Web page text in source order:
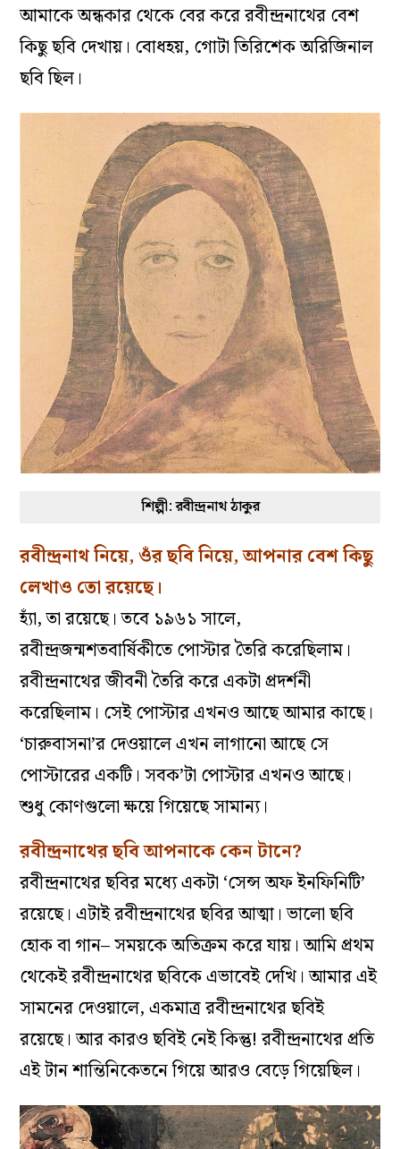
আমাকে অন্ধকার থেকে বের করে রবীন্দ্রনাথের বেশ
কিছু ছবি দেখায়। বোধহয়, গোটা তিরিশেক অরিজিনাল
ছবি ছিল।
শিল্পী: রবীন্দ্রনাথ ঠাকুর
রবীন্দ্রনাথ নিয়ে, ওঁর ছবি নিয়ে, আপনার বেশ কিছু
লেখাও তো রয়েছে।
হ্যাঁ, তা রয়েছে। তবে ১৯৬১ সালে,
রবীন্দ্রজন্মশতবার্ষিকীতে পোস্টার তৈরি করেছিলাম।
রবীন্দ্রনাথের জীবনী তৈরি করে একটা প্রদর্শনী
করেছিলাম। সেই পোস্টার এখনও আছে আমার কাছে।
‘চারুবাসনা’র দেওয়ালে এখন লাগানো আছে সে
পোস্টারের একটি। সবক’টা পোস্টার এখনও আছে।
শুধু কোণগুলো ক্ষয়ে গিয়েছে সামান্য।
রবীন্দ্রনাথের ছবি আপনাকে কেন টানে?
রবীন্দ্রনাথের ছবির মধ্যে একটা ‘সেন্স অফ ইনফিনিটি’
রয়েছে। এটাই রবীন্দ্রনাথের ছবির আত্মা। ভালো ছবি
হোক বা গান– সময়কে অতিক্রম করে যায়। আমি প্রথম
থেকেই রবীন্দ্রনাথের ছবিকে এভাবেই দেখি। আমার এই
সামনের দেওয়ালে, একমাত্র রবীন্দ্রনাথের ছবিই
রয়েছে। আর কারও ছবিই নেই কিন্তু! রবীন্দ্রনাথের প্রতি
এই টান শান্তিনিকেতনে গিয়ে আরও বেড়ে গিয়েছিল।